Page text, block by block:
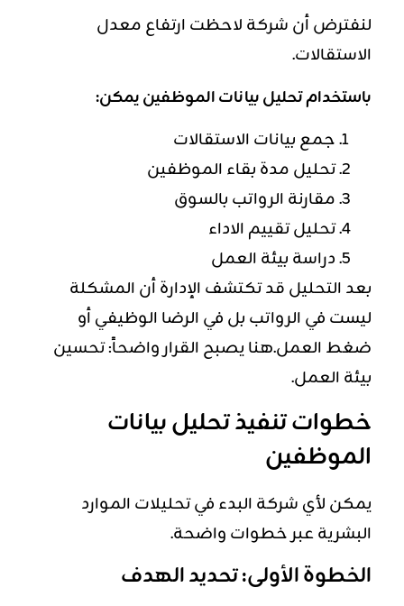
لنفترض أن شركة لاحظت ارتفاع معدل
الاستقالات.
باستخدام تحليل بيانات الموظفين يمكن:
جمع بيانات الاستقالات
تحليل مدة بقاء الموظفين
مقارنة الرواتب بالسوق
تحليل تقييم الاداء
دراسة بيئة العمل
بعد التحليل قد تكتشف الإدارة أن المشكلة
ليست في الرواتب بل في الرضا الوظيفي أو
ضغط العمل.هنا يصبح القرار واضحاً: تحسين
بيئة العمل.
خطوات تنفيذ تحليل بيانات
الموظفين
يمكن لأي شركة البدء في تحليلات الموارد
البشرية عبر خطوات واضحة.
الخطوة الأولى: تحديد الهدف